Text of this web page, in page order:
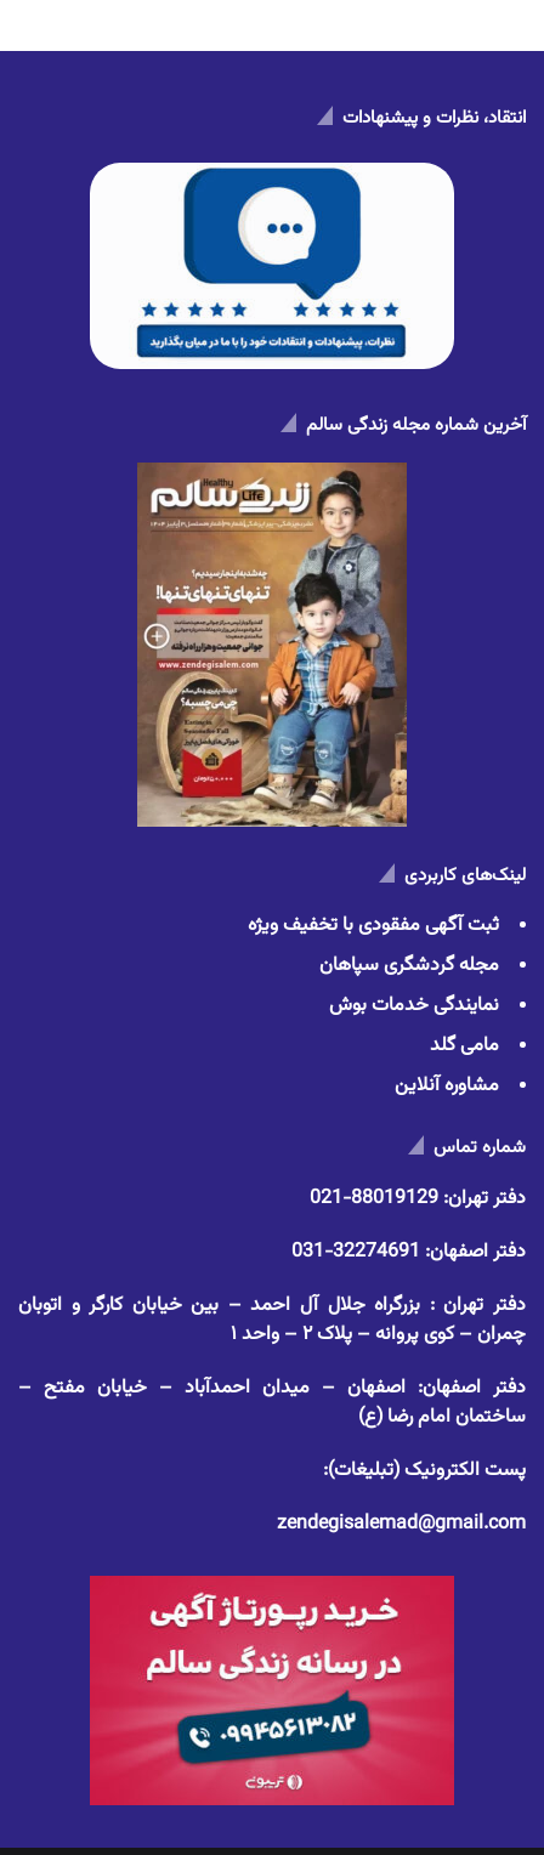
انتقاد، نظرات و پیشنهادات
آخرین شماره مجله زندگی سالم
لینک‌های کاربردی
ثبت آگهی مفقودی با تخفیف ویژه
مجله گردشگری سپاهان
نمایندگی خدمات بوش
مامی گلد
مشاوره آنلاین
شماره تماس
دفتر تهران: 88019129-021
دفتر اصفهان: 32274691-031
دفتر تهران : بزرگراه جلال آل احمد – بین خیابان کارگر و اتوبان
چمران – کوی پروانه – پلاک ۲ – واحد ۱
دفتر اصفهان: اصفهان – میدان احمدآباد – خیابان مفتح –
ساختمان امام رضا (ع)
پست الکترونیک (تبلیغات):
zendegisalemad@gmail.com